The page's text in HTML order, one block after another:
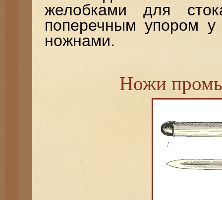
желобками для
поперечным упором у
ножнами.
Ножи